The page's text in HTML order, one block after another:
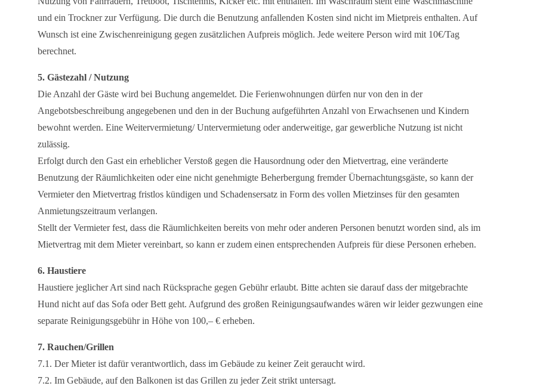
und ein Trockner zur Verfügung. Die durch die Benutzung anfallenden Kosten sind nicht im Mietpreis enthalten. Auf
Wunsch ist eine Zwischenreinigung gegen zusätzlichen Aufpreis möglich. Jede weitere Person wird mit 10€/Tag
berechnet.
5. Gästezahl / Nutzung
Die Anzahl der Gäste wird bei Buchung angemeldet. Die Ferienwohnungen dürfen nur von den in der
Angebotsbeschreibung angegebenen und den in der Buchung aufgeführten Anzahl von Erwachsenen und Kindern
bewohnt werden. Eine Weitervermietung/ Untervermietung oder anderweitige, gar gewerbliche Nutzung ist nicht
zulässig.
Erfolgt durch den Gast ein erheblicher Verstoß gegen die Hausordnung oder den Mietvertrag, eine veränderte
Benutzung der Räumlichkeiten oder eine nicht genehmigte Beherbergung fremder Übernachtungsgäste, so kann der
Vermieter den Mietvertrag fristlos kündigen und Schadensersatz in Form des vollen Mietzinses für den gesamten
Anmietungszeitraum verlangen.
Stellt der Vermieter fest, dass die Räumlichkeiten bereits von mehr oder anderen Personen benutzt worden sind, als im
Mietvertrag mit dem Mieter vereinbart, so kann er zudem einen entsprechenden Aufpreis für diese Personen erheben.
6. Haustiere
Haustiere jeglicher Art sind nach Rücksprache gegen Gebühr erlaubt. Bitte achten sie darauf dass der mitgebrachte
Hund nicht auf das Sofa oder Bett geht. Aufgrund des großen Reinigungsaufwandes wären wir leider gezwungen eine
separate Reinigungsgebühr in Höhe von 100,– € erheben.
7. Rauchen/Grillen
7.1. Der Mieter ist dafür verantwortlich, dass im Gebäude zu keiner Zeit geraucht wird.
7.2. Im Gebäude, auf den Balkonen ist das Grillen zu jeder Zeit strikt untersagt.